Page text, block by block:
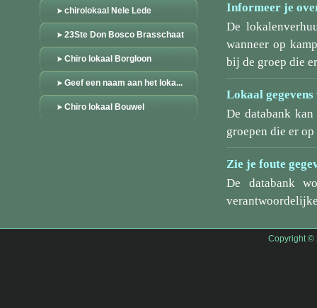
chirolokaal Nele Lede
23Ste Don Bosco Brasschaat
Chiro lokaal Borgloon
Geef een naam aan het loka...
Chiro lokaal Bouwel
Informeer je
De
wanneer op
bij de groep die
Lokaal
De databank
groepen die er
Zie je foute
De databank
Copyright ©